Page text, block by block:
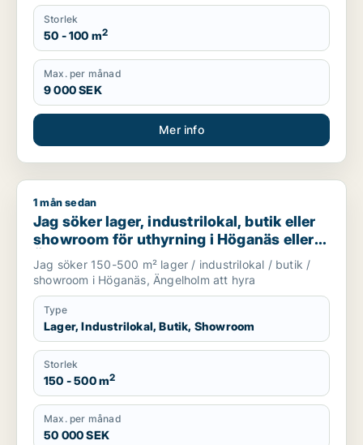
Storlek
50 - 100 m2
Max. per månad
9 000 SEK
Mer info
Jag söker lager, industrilokal, butik eller showroom för
1 mån sedan
Jag söker lager, industrilokal, butik eller
showroom för uthyrning i Höganäs eller
Ängelholm
Jag söker 150-500 m² lager / industrilokal / butik /
showroom i Höganäs, Ängelholm att hyra
Type
Lager, Industrilokal, Butik, Showroom
Storlek
150 - 500 m2
Max. per månad
50 000 SEK